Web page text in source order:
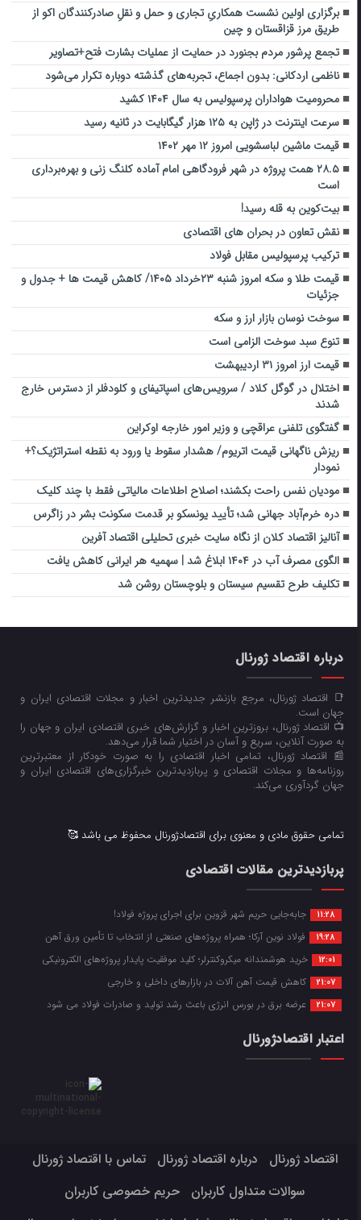
برگزاری اولین نشست همکاریِ تجاری و حمل و نقلِ صادرکنندگان اکو از
طریق مرز قزاقستان و چین
تجمع پرشور مردم بجنورد در حمایت از عملیات بشارت فتح+تصاویر
ناظمی اردکانی: بدون اجماع، تجربه‌های گذشته دوباره تکرار می‌شود
محرومیت هواداران پرسپولیس به سال ۱۴۰۴ کشید
سرعت اینترنت در ژاپن به ۱۲۵ هزار گیگابایت در ثانیه رسید
قیمت ماشین لباسشویی امروز ۱۲ مهر ۱۴۰۲
۲۸.۵ همت پروژه در شهر فرودگاهی امام آماده کلنگ زنی و بهره‌برداری
است
بیت‌کوین به قله رسید!
نقش تعاون در بحران های اقتصادی
ترکیب پرسپولیس مقابل فولاد
قیمت طلا و سکه امروز شنبه ۲۳خرداد ۱۴۰۵/ کاهش قیمت ها + جدول و
جزئیات
سوخت نوسان بازار ارز و سکه
تنوع سبد سوخت الزامی است
قیمت ارز امروز ۳۱ اردیبهشت
اختلال در گوگل کلاد / سرویس‌های اسپاتیفای و کلودفلر از دسترس خارج
شدند
گفتگوی تلفنی عراقچی و وزیر امور خارجه اوکراین
ریزش ناگهانی قیمت اتریوم/ هشدار سقوط یا ورود به نقطه استراتژیک؟+
نمودار
مودیان نفس راحت بکشند؛ اصلاح اطلاعات مالیاتی فقط با چند کلیک
دره خرم‌آباد جهانی شد؛ تأیید یونسکو بر قدمت سکونت بشر در زاگرس
آنالیز اقتصاد کلان از نگاه سایت خبری تحلیلی اقتصاد آفرین
الگوی مصرف آب در ۱۴۰۴ ابلاغ شد | سهمیه هر ایرانی کاهش یافت
تکلیف طرح تقسیم سیستان و بلوچستان روشن شد
درباره اقتصاد ژورنال
📑 اقتصاد ژورنال، مرجع بازنشر جدیدترین اخبار و مجلات اقتصادی ایران و
جهان است.
📺 اقتصاد ژورنال، بروزترین اخبار و گزارش‌های خبری اقتصادی ایران و جهان را
به صورت آنلاین، سریع و آسان در اختیار شما قرار می‌‌دهد.
📰 اقتصاد ژورنال، تمامی اخبار اقتصادی را به صورت خودکار از معتبرترین
روزنامه‌ها و مجلات اقتصادی و پربازدیدترین خبرگزاری‌های اقتصادی ایران و
جهان گردآوری می‌کند.
تمامی حقوق مادی و معنوی برای اقتصادژورنال محفوظ می باشد 🥰
پربازدیدترین مقالات اقتصادی
11:28 جابه‌جایی حریم شهر قزوین برای اجرای پروژه فولاد!
19:28 فولاد نوین آرکا؛ همراه پروژه‌های صنعتی از انتخاب تا تأمین ورق آهن
12:01 خرید هوشمندانه میکروکنترلر؛ کلید موفقیت پایدار پروژه‌های الکترونیکی
21:07 کاهش قیمت آهن آلات در بازارهای داخلی و خارجی
21:07 عرضه برق در بورس انرژی باعث رشد تولید و صادرات فولاد می شود
اعتبار اقتصادژورنال
اقتصاد ژورنال درباره اقتصاد ژورنال
تماس با اقتصاد ژورنال
سوالات متداول کاربران
حریم خصوصی کاربران